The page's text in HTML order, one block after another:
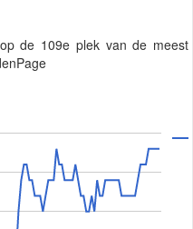
de 109e plek van de meest